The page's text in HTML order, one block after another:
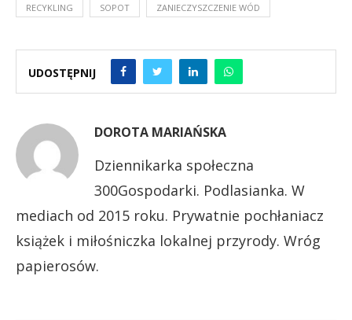
RECYKLING SOPOT ZANIECZYSZCZENIE WÓD
UDOSTĘPNIJ
DOROTA MARIAŃSKA
Dziennikarka społeczna
300Gospodarki. Podlasianka. W
mediach od 2015 roku. Prywatnie pochłaniacz
książek i miłośniczka lokalnej przyrody. Wróg
papierosów.